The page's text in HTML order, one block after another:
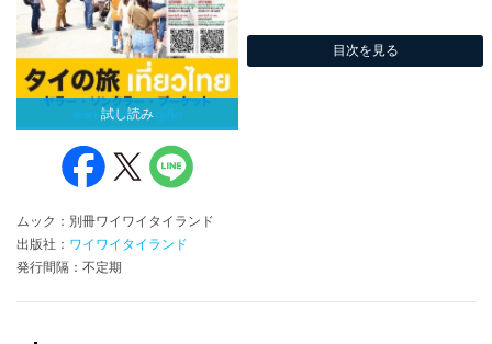
試し読み
ムック：別冊ワイワイタイランド
出版社： ワイワイタイランド
発行間隔：不定期
目次を見る